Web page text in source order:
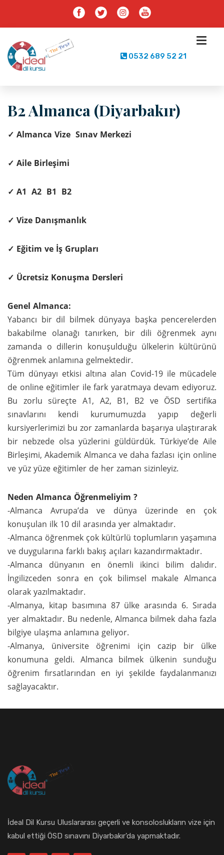
0532 689 52 21
B2 Almanca (Diyarbakır)
✓ Almanca Vize Sınav Merkezi
✓ Aile Birleşimi
✓ A1 A2 B1 B2
✓ Vize Danışmanlık
✓ Eğitim ve İş Grupları
✓ Ücretsiz Konuşma Dersleri
Genel Almanca:
Yabancı bir dil bilmek dünyaya başka pencerelerden
bakabilme olanağı tanırken, bir dili öğrenmek aynı
zamanda o dillerin konuşulduğu ülkelerin kültürünü
öğrenmek anlamına gelmektedir.
Tüm dünyayı etkisi altına alan Covid-19 ile mücadele
de online eğitimler ile fark yaratmaya devam ediyoruz.
Bu zorlu süreçte A1, A2, B1, B2 ve ÖSD sertifika
sınavlarını kendi kurumumuzda yapıp değerli
kursiyerlerimizi bu zor zamanlarda başarıya ulaştırarak
bir nebzede olsa yüzlerini güldürdük. Türkiye’de Aile
Birleşimi, Akademik Almanca ve daha fazlası için online
ve yüz yüze eğitimler de her zaman sizinleyiz.
Neden Almanca Öğrenmeliyim ?
-Almanca Avrupa’da ve dünya üzerinde en çok
konuşulan ilk 10 dil arasında yer almaktadır.
-Almanca öğrenmek çok kültürlü toplumların yaşamına
ve duygularına farklı bakış açıları kazandırmaktadır.
-Almanca dünyanın en önemli ikinci bilim dalıdır.
İngilizceden sonra en çok bilimsel makale Almanca
olarak yazılmaktadır.
-Almanya, kitap basımına 87 ülke arasında 6. Sırada
yer almaktadır. Bu nedenle, Almanca bilmek daha fazla
bilgiye ulaşma anlamına geliyor.
-Almanya, üniversite öğrenimi için cazip bir ülke
konumuna geldi. Almanca bilmek ülkenin sunduğu
öğrenim fırsatlarından en iyi şekilde faydalanmanızı
sağlayacaktır.
İdeal Dil Kursu Uluslararası geçerli ve konsoloslukların vize için
kabul ettiği ÖSD sınavını Diyarbakır'da yapmaktadır.